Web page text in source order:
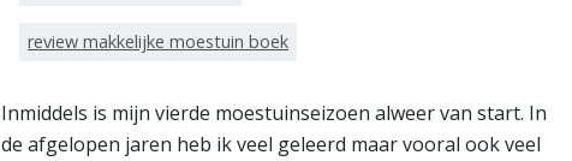
review makkelijke moestuin boek
Inmiddels is mijn vierde moestuinseizoen alweer van start. In
de afgelopen jaren heb ik veel geleerd maar vooral ook veel